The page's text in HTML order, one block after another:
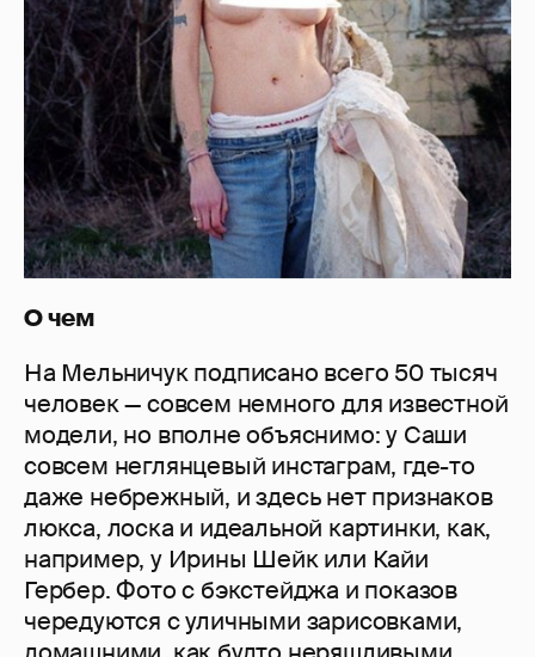
О чем
На Мельничук подписано всего 50 тысяч
человек — совсем немного для известной
модели, но вполне объяснимо: у Саши
совсем неглянцевый инстаграм, где-то
даже небрежный, и здесь нет признаков
люкса, лоска и идеальной картинки, как,
например, у Ирины Шейк или Кайи
Гербер. Фото с бэкстейджа и показов
чередуются с уличными зарисовками,